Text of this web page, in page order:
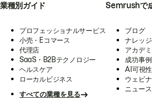
業種別ガイド
プロフェッショナルサービス
小売・Eコマース
代理店
SaaS・B2Bテクノロジー
ヘルスケア
ローカルビジネス
すべての業種を見る
Semrushで
ブログ
ナレッ
アカデ
成功事例
AI可視
ウェビ
ニュース